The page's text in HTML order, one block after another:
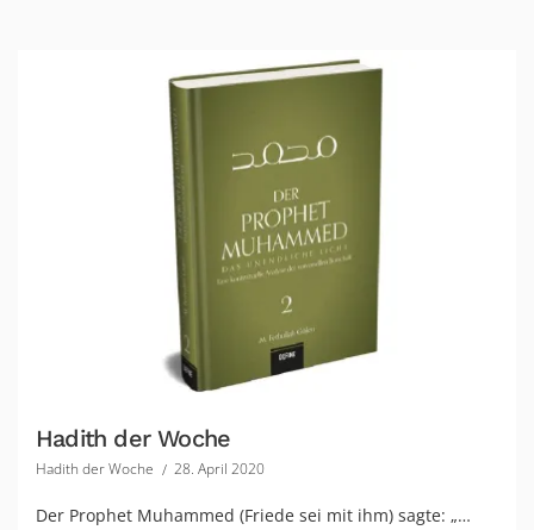
Hadith der Woche
Hadith der Woche 28. April 2020
Der Prophet Muhammed (Friede sei mit ihm) sagte: „…